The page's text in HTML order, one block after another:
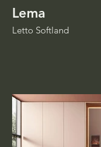
Lema
Letto Softland